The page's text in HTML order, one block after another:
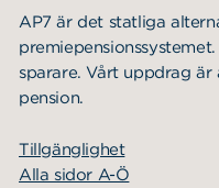
AP7 är det statliga
sparare. Vårt uppdrag
pension.
Tillgänglighet
Alla sidor A-Ö